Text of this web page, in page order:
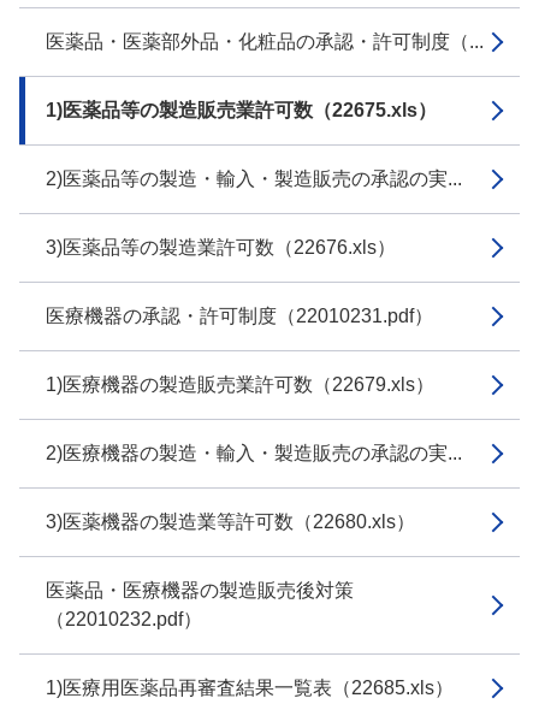
医薬品・医薬部外品・化粧品の承認・許可制度（...
1)医薬品等の製造販売業許可数（22675.xls）
2)医薬品等の製造・輸入・製造販売の承認の実...
3)医薬品等の製造業許可数（22676.xls）
医療機器の承認・許可制度（22010231.pdf）
1)医療機器の製造販売業許可数（22679.xls）
2)医療機器の製造・輸入・製造販売の承認の実...
3)医薬機器の製造業等許可数（22680.xls）
医薬品・医療機器の製造販売後対策
（22010232.pdf）
1)医療用医薬品再審査結果一覧表（22685.xls）